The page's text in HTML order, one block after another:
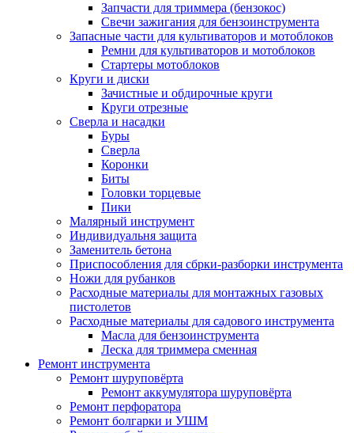
Запчасти для триммера (бензокос)
Свечи зажигания для бензоинструмента
Запасные части для культиваторов и мотоблоков
Ремни для культиваторов и мотоблоков
Стартеры мотоблоков
Круги и диски
Зачистные и обдирочные круги
Круги отрезные
Сверла и насадки
Буры
Сверла
Коронки
Биты
Головки торцевые
Пики
Малярный инструмент
Индивидуальня защита
Заменитель бетона
Приспособления для сбрки-разборки инструмента
Ножи для рубанков
Расходные материалы для монтажных газовых
пистолетов
Расходные материалы для садового инструмента
Масла для бензоинструмента
Леска для триммера сменная
Ремонт инструмента
Ремонт шуруповёрта
Ремонт аккумулятора шуруповёрта
Ремонт перфоратора
Ремонт болгарки и УШМ